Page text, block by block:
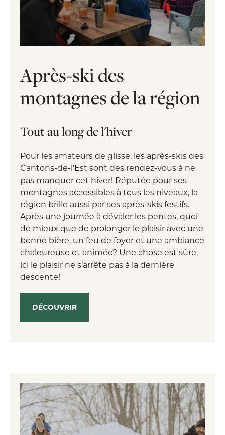
Après-ski des
montagnes de la région
Tout au long de l'hiver
Pour les amateurs de glisse, les après-skis des
Cantons-de-l’Est sont des rendez-vous à ne
pas manquer cet hiver! Réputée pour ses
montagnes accessibles à tous les niveaux, la
région brille aussi par ses après-skis festifs.
Après une journée à dévaler les pentes, quoi
de mieux que de prolonger le plaisir avec une
bonne bière, un feu de foyer et une ambiance
chaleureuse et animée? Une chose est sûre,
ici le plaisir ne s’arrête pas à la dernière
descente!
DÉCOUVRIR